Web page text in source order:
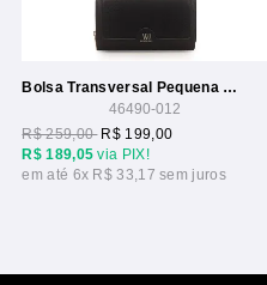
Bolsa Transversal Pequena Com Compartimentos
46490-012
R$ 189,05 via PIX!
R$ 259,00 R$ 199,00
6x R$ 33,17